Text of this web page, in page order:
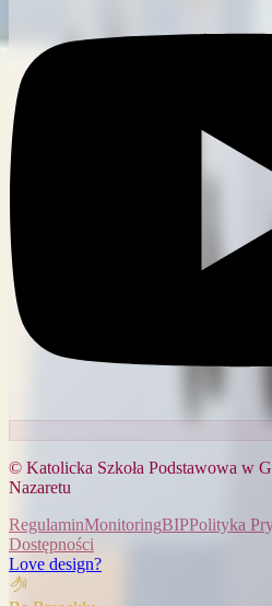
© Katolicka Szkoła Podstawowa w
Nazaretu
RegulaminMonitoringBIPPolityka
Dostępności
Love design?